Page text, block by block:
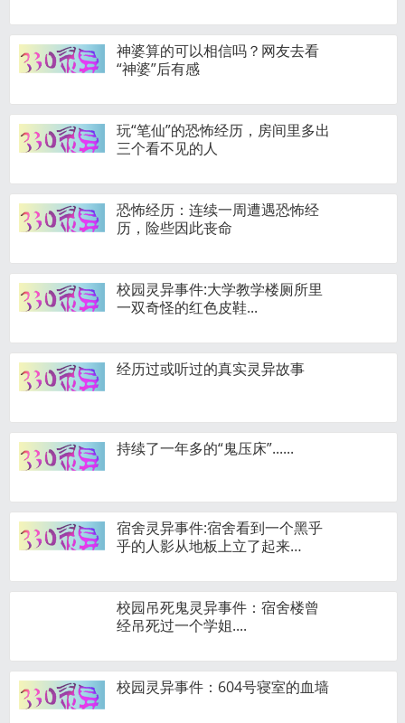
神婆算的可以相信吗？网友去看
“神婆”后有感
玩“笔仙”的恐怖经历，房间里多出
三个看不见的人
恐怖经历：连续一周遭遇恐怖经
历，险些因此丧命
校园灵异事件:大学教学楼厕所里
一双奇怪的红色皮鞋...
经历过或听过的真实灵异故事
持续了一年多的“鬼压床”......
宿舍灵异事件:宿舍看到一个黑乎
乎的人影从地板上立了起来…
校园吊死鬼灵异事件：宿舍楼曾
经吊死过一个学姐....
校园灵异事件：604号寝室的血墙